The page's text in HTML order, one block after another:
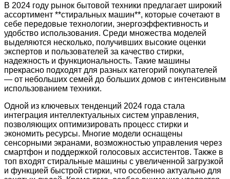
В 2024 году рынок бытовой техники предлагает широкий
ассортимент **стиральных машин**, которые сочетают в
себе передовые технологии, энергоэффективность и
удобство использования. Среди множества моделей
выделяются несколько, получивших высокие оценки
экспертов и пользователей за качество стирки,
надежность и функциональность. Такие машины
прекрасно подходят для разных категорий покупателей
— от небольших семей до больших домов с интенсивным
использованием техники.
Одной из ключевых тенденций 2024 года стала
интеграция интеллектуальных систем управления,
позволяющих оптимизировать процесс стирки и
экономить ресурсы. Многие модели оснащены
сенсорными экранами, возможностью управления через
смартфон и поддержкой голосовых ассистентов. Также в
топ входят стиральные машины с увеличенной загрузкой
и функцией быстрой стирки, что особенно актуально для